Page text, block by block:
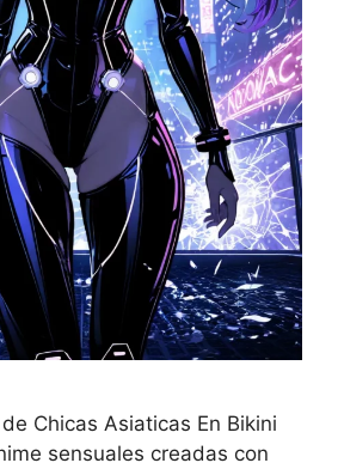
Chicas Asiaticas En Bikini
sensuales creadas con